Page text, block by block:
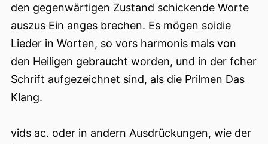
den gegenwärtigen Zustand schickende Worte
auszus Ein anges brechen. Es mögen soidie
Lieder in Worten, so vors harmonis mals von
den Heiligen gebraucht worden, und in der fcher
Schrift aufgezeichnet sind, als die Prilmen Das
Klang.
vids ac. oder in andern Ausdrückungen, wie der